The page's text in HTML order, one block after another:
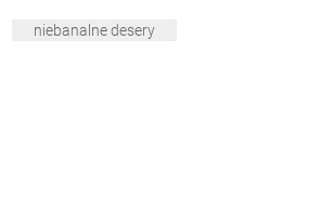
niebanalne desery